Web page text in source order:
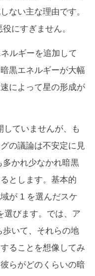
ない主な理由です。
にすぎません。
ルギーを追加して
黒エネルギーが大幅
によって星の形成が
していませんが、も
の議論は不安定に見
多かれ少なかれ暗黒
とします。基本的
が 1 を選んだスケ
選びます。では、ア
歩いて、それらの地
ることを想像してみ
らがどのくらいの暗